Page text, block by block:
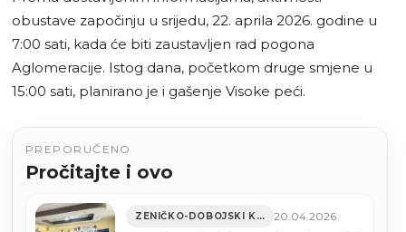
obustave započinju u srijedu, 22. aprila 2026. godine u
7:00 sati, kada će biti zaustavljen rad pogona
Aglomeracije. Istog dana, početkom druge smjene u
15:00 sati, planirano je i gašenje Visoke peći.
PREPORUČENO
Pročitajte i ovo
ZENIČKO-DOBOJSKI KANTON 20.04.2026